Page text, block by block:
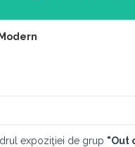
expoziţiei de grup "Out